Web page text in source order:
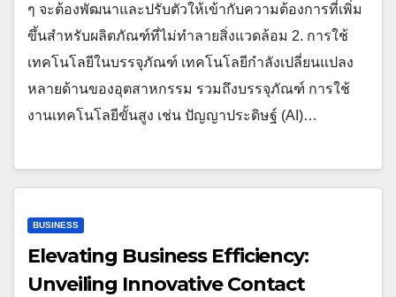
ๆ จะต้องพัฒนาและปรับตัวให้เข้ากับความต้องการที่เพิ่ม
ขึ้นสำหรับผลิตภัณฑ์ที่ไม่ทำลายสิ่งแวดล้อม 2. การใช้
เทคโนโลยีในบรรจุภัณฑ์ เทคโนโลยีกำลังเปลี่ยนแปลง
หลายด้านของอุตสาหกรรม รวมถึงบรรจุภัณฑ์ การใช้
งานเทคโนโลยีขั้นสูง เช่น ปัญญาประดิษฐ์ (AI)…
BUSINESS
Elevating Business Efficiency:
Unveiling Innovative Contact